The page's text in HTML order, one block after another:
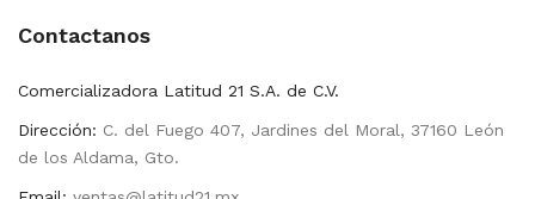
Contactanos
Comercializadora Latitud 21 S.A. de C.V.
Dirección: C. del Fuego 407, Jardines del Moral, 37160 León
de los Aldama, Gto.